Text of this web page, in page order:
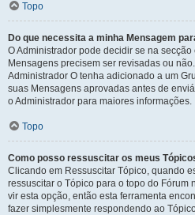
Topo
Do que necessita a minha Mensagem
O Administrador pode decidir se na
Mensagens precisem ser revisadas ou
Administrador O tenha adicionado a um
suas Mensagens aprovadas antes de
o Administrador para maiores informações.
Topo
Como posso ressuscitar os meus
Clicando em Ressuscitar Tópico, quando
ressuscitar o Tópico para o topo do Fórum
vir esta opção, então esta ferramenta
fazer simplesmente respondendo ao